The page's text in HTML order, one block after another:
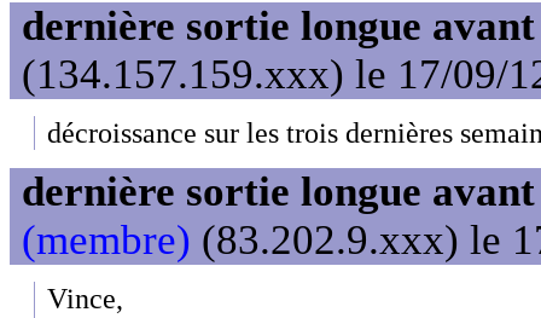
dernière sortie longue
(134.157.159.xxx) le 17/09/
décroissance sur les trois dernières
dernière sortie longue
(membre) (83.202.9.xxx) le
Vince,